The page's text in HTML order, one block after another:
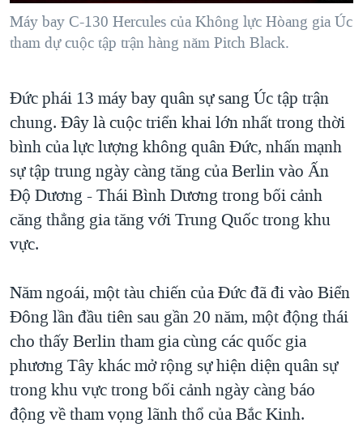
VĂN HOÁ
THỂ THAO
GROUND ZERO – XƯA VÀ NAY
CÁC GIÁ TRỊ CỘNG HÒA Ở VIỆT NAM
THƯỢNG ĐỈNH TRUMP-KIM TẠI VIỆT NAM
TRỊNH VĨNH BÌNH VS. CHÍNH PHỦ VIỆT NAM
NGƯ DÂN VIỆT VÀ LÀN SÓNG TRỘM HẢI SÂM
BÊN KIA QUỐC LỘ: TIẾNG VỌNG TỪ NÔNG THÔN MỸ
QUAN HỆ VIỆT MỸ
Ngôn ngữ khác
Máy bay C-130 Hercules của Không lực Hòang gia Úc
tham dự cuộc tập trận hàng năm Pitch Black.
Đức phái 13 máy bay quân sự sang Úc tập trận
chung. Đây là cuộc triển khai lớn nhất trong thời
bình của lực lượng không quân Đức, nhấn mạnh
sự tập trung ngày càng tăng của Berlin vào Ấn
Độ Dương - Thái Bình Dương trong bối cảnh
căng thẳng gia tăng với Trung Quốc trong khu
vực.
Năm ngoái, một tàu chiến của Đức đã đi vào Biển
Đông lần đầu tiên sau gần 20 năm, một động thái
cho thấy Berlin tham gia cùng các quốc gia
phương Tây khác mở rộng sự hiện diện quân sự
trong khu vực trong bối cảnh ngày càng báo
động về tham vọng lãnh thổ của Bắc Kinh.